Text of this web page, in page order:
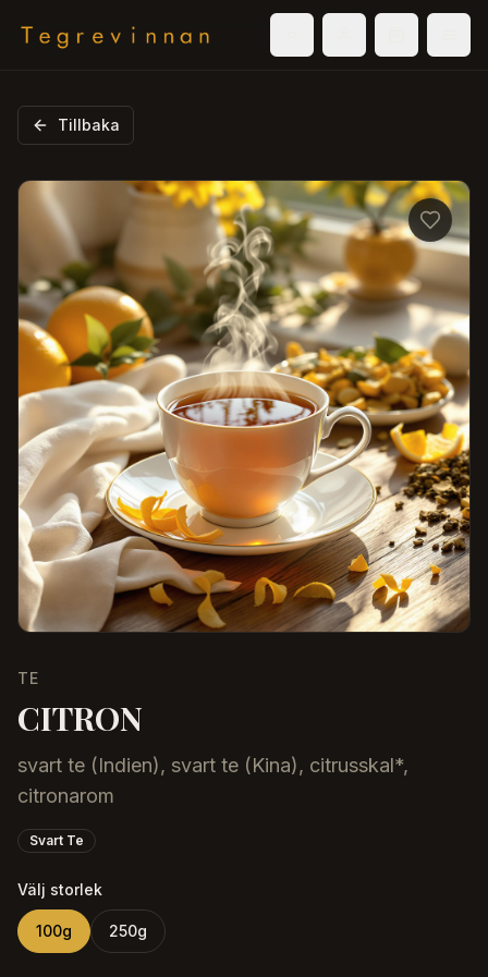
Tillbaka
TE
CITRON
svart te (Indien), svart te (Kina), citrusskal*,
citronarom
Svart Te
Välj storlek
100g 250g